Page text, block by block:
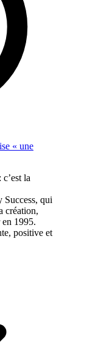
« une
la
Success, qui
création,
1995.
positive et